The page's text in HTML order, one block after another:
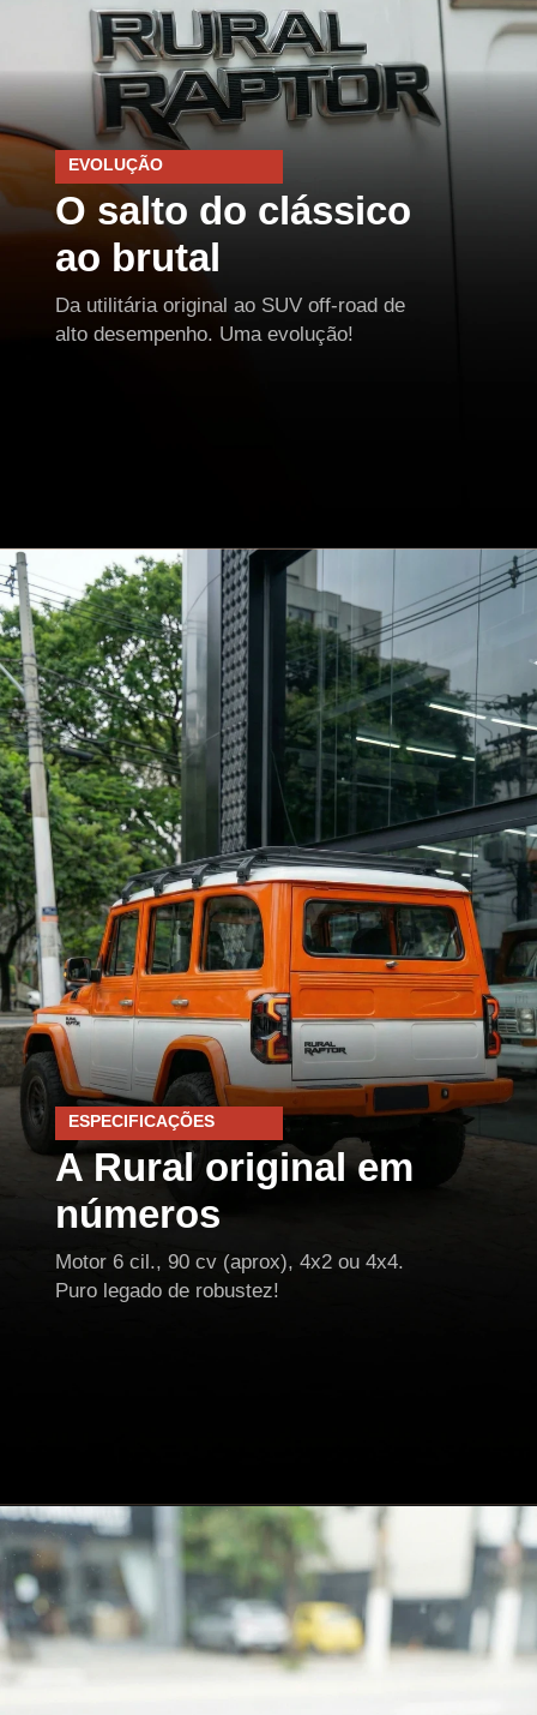
EVOLUÇÃO
O salto do clássico
ao brutal
Da utilitária original ao SUV off-road de
alto desempenho. Uma evolução!
ESPECIFICAÇÕES
A Rural original em
números
Motor 6 cil., 90 cv (aprox), 4x2 ou 4x4.
Puro legado de robustez!